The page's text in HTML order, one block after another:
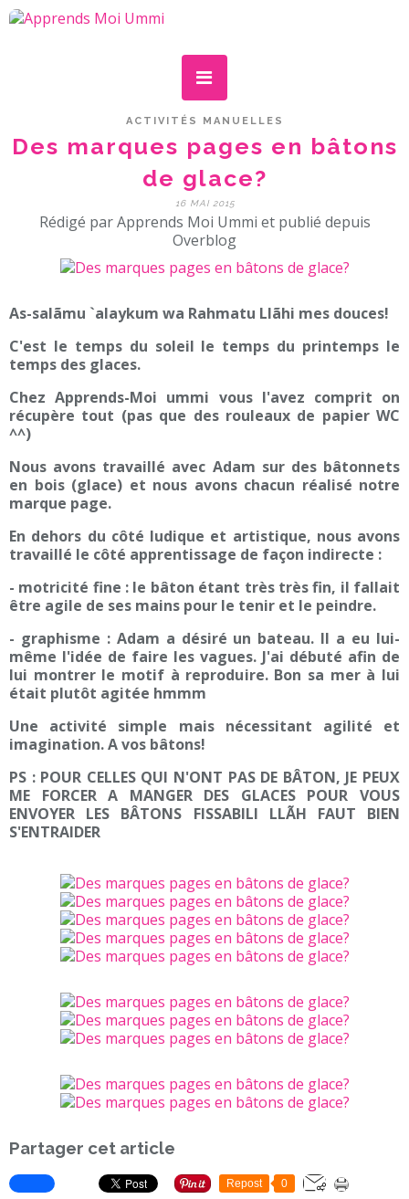
ACTIVITÉS MANUELLES
Des marques pages en bâtons
de glace?
16 MAI 2015
Rédigé par Apprends Moi Ummi et publié depuis
Overblog
As-salãmu `alaykum wa Rahmatu Llãhi mes douces!
C'est le temps du soleil le temps du printemps le
temps des glaces.
Chez Apprends-Moi ummi vous l'avez comprit on
récupère tout (pas que des rouleaux de papier WC
^^)
Nous avons travaillé avec Adam sur des bâtonnets
en bois (glace) et nous avons chacun réalisé notre
marque page.
En dehors du côté ludique et artistique, nous avons
travaillé le côté apprentissage de façon indirecte :
- motricité fine : le bâton étant très très fin, il fallait
être agile de ses mains pour le tenir et le peindre.
- graphisme : Adam a désiré un bateau. Il a eu lui-
même l'idée de faire les vagues. J'ai débuté afin de
lui montrer le motif à reproduire. Bon sa mer à lui
était plutôt agitée hmmm
Une activité simple mais nécessitant agilité et
imagination. A vos bâtons!
PS : POUR CELLES QUI N'ONT PAS DE BÂTON, JE PEUX
ME FORCER A MANGER DES GLACES POUR VOUS
ENVOYER LES BÂTONS FISSABILI LLÃH FAUT BIEN
S'ENTRAIDER
Partager cet article
Repost 0